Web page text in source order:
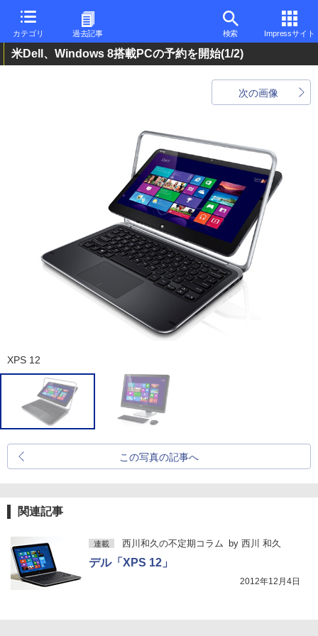
カテゴリ 過去記事 検索 Impressサイト
米Dell、Windows 8搭載PCの予約を開始(1/2)
次の画像
XPS 12
この写真の記事へ
関連記事
連載 西川和久の不定期コラム by 西川 和久
デル「XPS 12」
2012年12月4日